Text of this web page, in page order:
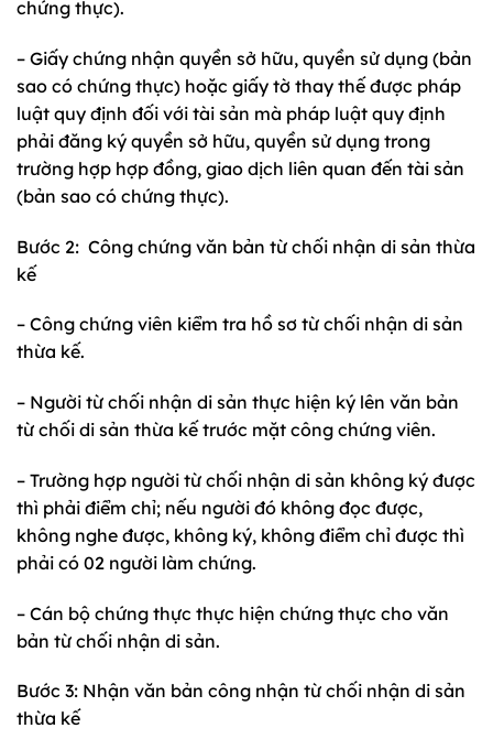
chứng thực).
– Giấy chứng nhận quyền sở hữu, quyền sử dụng (bản
sao có chứng thực) hoặc giấy tờ thay thế được pháp
luật quy định đối với tài sản mà pháp luật quy định
phải đăng ký quyền sở hữu, quyền sử dụng trong
trường hợp hợp đồng, giao dịch liên quan đến tài sản
(bản sao có chứng thực).
Bước 2: Công chứng văn bản từ chối nhận di sản thừa
kế
– Công chứng viên kiểm tra hồ sơ từ chối nhận di sản
thừa kế.
– Người từ chối nhận di sản thực hiện ký lên văn bản
từ chối di sản thừa kế trước mặt công chứng viên.
– Trường hợp người từ chối nhận di sản không ký được
thì phải điểm chỉ; nếu người đó không đọc được,
không nghe được, không ký, không điểm chỉ được thì
phải có 02 người làm chứng.
– Cán bộ chứng thực thực hiện chứng thực cho văn
bản từ chối nhận di sản.
Bước 3: Nhận văn bản công nhận từ chối nhận di sản
thừa kế